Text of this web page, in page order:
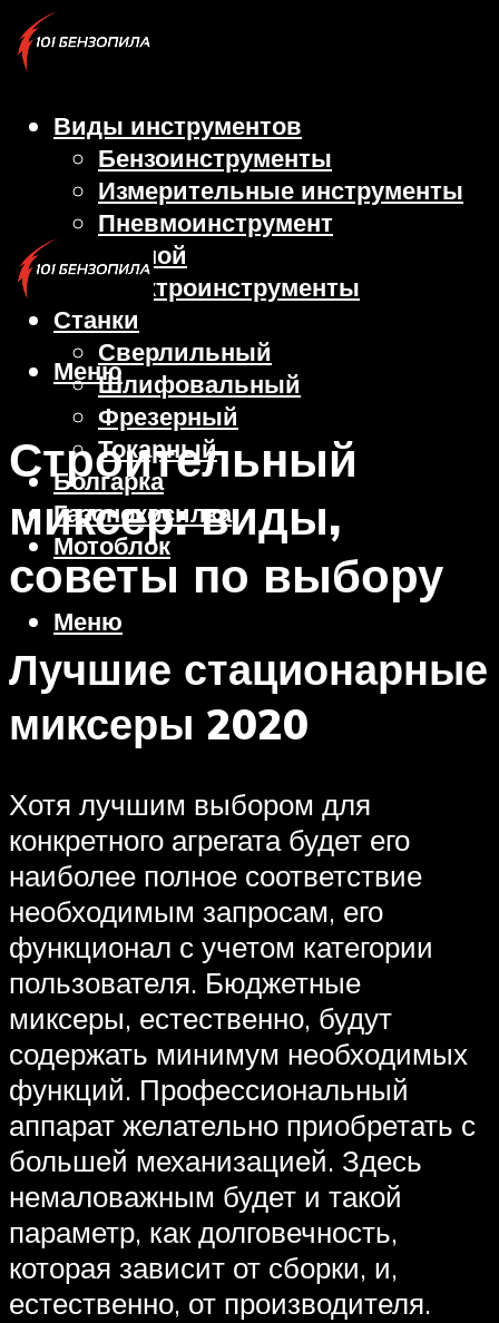
Виды инструментов
Бензоинструменты
Измерительные инструменты
Пневмоинструмент
Ручной
Электроинструменты
Станки
Сверлильный
Шлифовальный
Фрезерный
Токарный
Болгарка
Газонокосилка
Мотоблок
Меню
Меню
Строительный
миксер: виды,
советы по выбору
Лучшие стационарные
миксеры 2020
Хотя лучшим выбором для
конкретного агрегата будет его
наиболее полное соответствие
необходимым запросам, его
функционал с учетом категории
пользователя. Бюджетные
миксеры, естественно, будут
содержать минимум необходимых
функций. Профессиональный
аппарат желательно приобретать с
большей механизацией. Здесь
немаловажным будет и такой
параметр, как долговечность,
которая зависит от сборки, и,
естественно, от производителя.